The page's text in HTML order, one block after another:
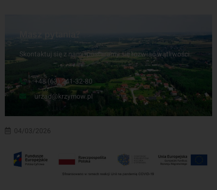
Skontaktuj się z nami, postaramy się rozwiać wątliwości.
+48 (63) 241-32-80
urzad@krzymow.pl
04/03/2026